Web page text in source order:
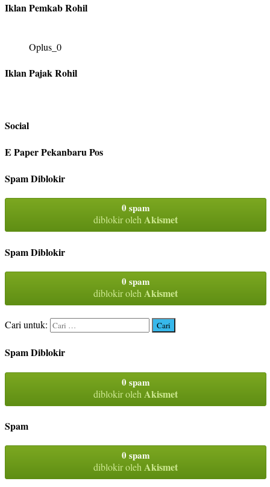
Iklan Pemkab Rohil
Oplus_0
Iklan Pajak Rohil
Social
E Paper Pekanbaru Pos
Spam Diblokir
0 spam
diblokir olehAkismet
Spam Diblokir
0 spam
diblokir oleh Akismet
Cari untuk:
Spam Diblokir
0 spam
diblokir oleh Akismet
Spam
0 spam
diblokir olehAkismet